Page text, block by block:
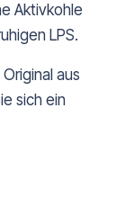
Aktivkohle
LPS.
aus
sich ein